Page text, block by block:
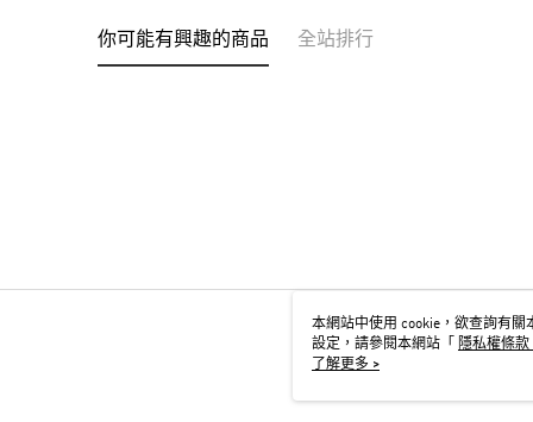
你可能有興趣的商品 全站排行
本網站中使用 cookie，欲查詢有關
設定，請參閱本網站「
隱私權條款
用 cookie。
了解更多 >